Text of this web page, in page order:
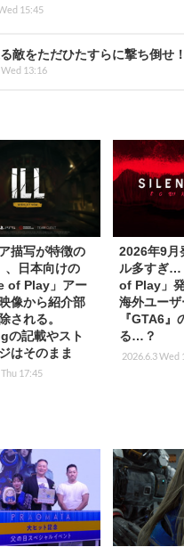
15:45
敵をただひたすらに撃ち倒せ
Wed 13:16
描写が特徴の
、日本向けの
of Play」アー
像から紹介部
される。
の記載やスト
はそのまま
17:45
2026年9月
ル多すぎ…
of Play」
海外ユーザ
『GTA6』
る…？
2026.6.3 Wed